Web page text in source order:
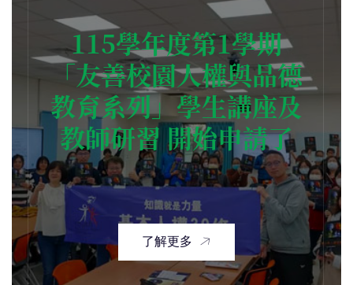
115學年度第1學期
「友善校園人權與品德
教育系列」學生講座及
教師研習 開始申請了
了解更多